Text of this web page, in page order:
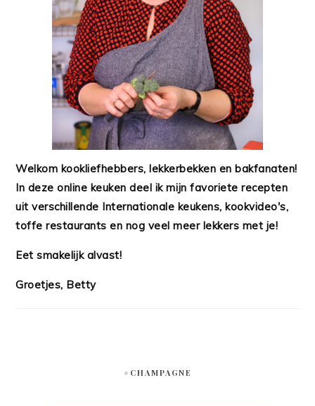
Welkom kookliefhebbers, lekkerbekken en bakfanaten!
In deze online keuken deel ik mijn favoriete recepten
uit verschillende Internationale keukens, kookvideo's,
toffe restaurants en nog veel meer lekkers met je!
Eet smakelijk alvast!
Groetjes, Betty
#CHAMPAGNE